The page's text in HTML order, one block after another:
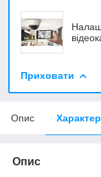
Приховати
Опис
Опис